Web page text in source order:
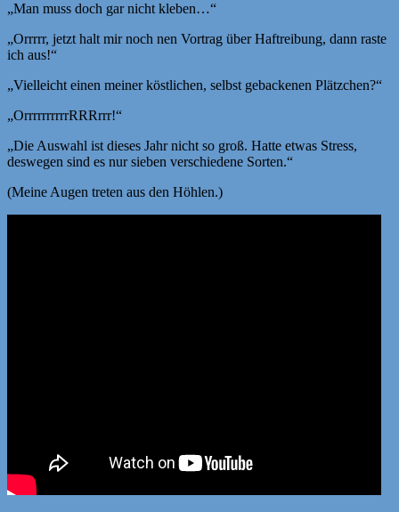
„Man muss doch gar nicht kleben…“
„Orrrrr, jetzt halt mir noch nen Vortrag über Haftreibung, dann raste
ich aus!“
„Vielleicht einen meiner köstlichen, selbst gebackenen Plätzchen?“
„OrrrrrrrrrrRRRrrr!“
„Die Auswahl ist dieses Jahr nicht so groß. Hatte etwas Stress,
deswegen sind es nur sieben verschiedene Sorten.“
(Meine Augen treten aus den Höhlen.)